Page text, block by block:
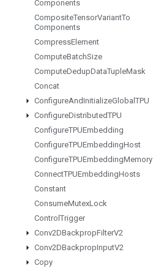
Components
CompositeTensorVariantTo
Components
CompressElement
ComputeBatchSize
ComputeDedupDataTupleMask
Concat
ConfigureAndInitializeGlobal TPU
ConfigureDistributedTPU
ConfigureTPUEmbedding
ConfigureTPUEmbeddingHost
ConfigureTPUEmbeddingMemory
ConnectTPUEmbeddingHosts
Constant
ConsumeMutexLock
Control Trigger
Conv2DBackpropFilterV2
Conv2DBackpropInputV2
Copy